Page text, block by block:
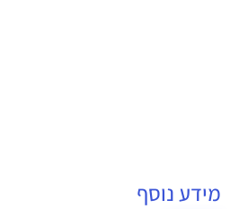
מידע נוסף